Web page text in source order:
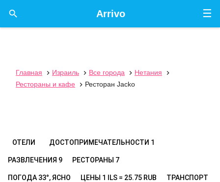
☰
Arrivo

Главная  Израиль  Все города  Нетания

Рестораны и кафе
 Ресторан Jacko
ОТЕЛИ ДОСТОПРИМЕЧАТЕЛЬНОСТИ 1
РАЗВЛЕЧЕНИЯ 9 РЕСТОРАНЫ 7
ПОГОДА 33°, ЯСНО ЦЕНЫ 1 ILS = 25.75 RUB ТРАНСПОРТ